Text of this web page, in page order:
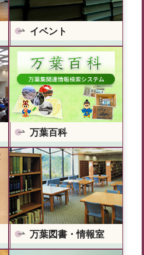
イベント
万葉百科
万葉図書・情報室